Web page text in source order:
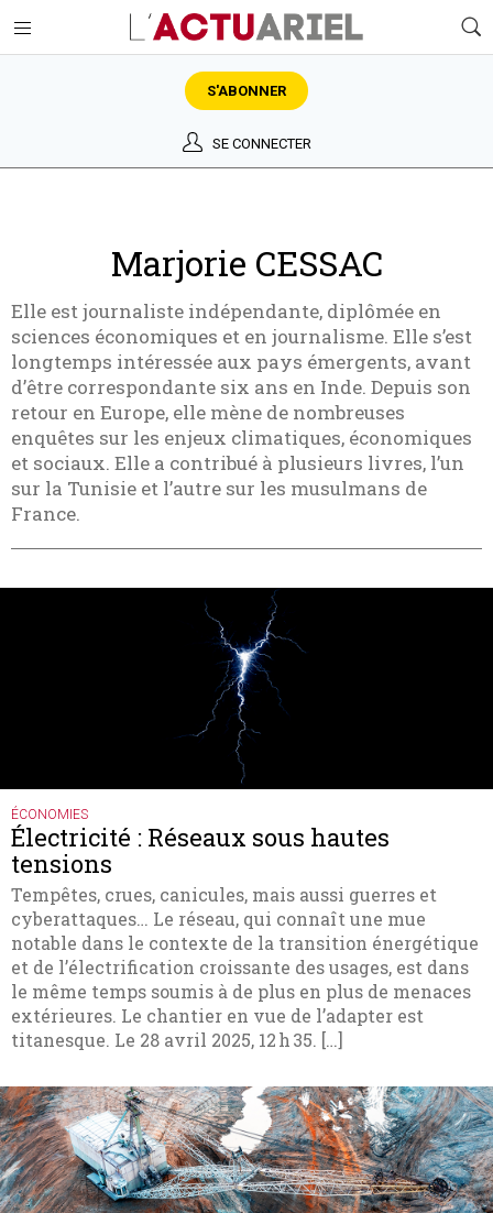
S'ABONNER
SE CONNECTER
Marjorie CESSAC
Elle est journaliste indépendante, diplômée en
sciences économiques et en journalisme. Elle s’est
longtemps intéressée aux pays émergents, avant
d’être correspondante six ans en Inde. Depuis son
retour en Europe, elle mène de nombreuses
enquêtes sur les enjeux climatiques, économiques
et sociaux. Elle a contribué à plusieurs livres, l’un
sur la Tunisie et l’autre sur les musulmans de
France.
ÉCONOMIES
Électricité : Réseaux sous hautes
tensions
Tempêtes, crues, canicules, mais aussi guerres et
cyberattaques… Le réseau, qui connaît une mue
notable dans le contexte de la transition énergétique
et de l’électrification croissante des usages, est dans
le même temps soumis à de plus en plus de menaces
extérieures. Le chantier en vue de l’adapter est
titanesque. Le 28 avril 2025, 12 h 35. […]